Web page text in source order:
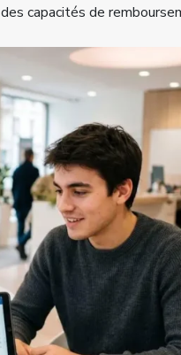
capacités de